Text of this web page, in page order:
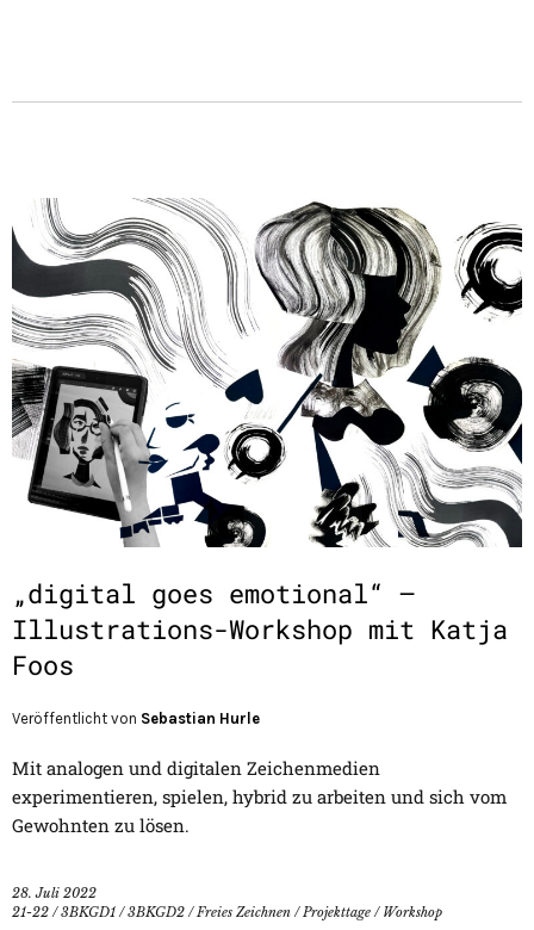
„digital goes emotional“ –
Illustrations-Workshop mit Katja
Foos
Veröffentlicht von Sebastian Hurle
Mit analogen und digitalen Zeichenmedien
experimentieren, spielen, hybrid zu arbeiten und sich vom
Gewohnten zu lösen.
28. Juli 2022
21-22 /3BKGD1 /3BKGD2 / Freies Zeichnen / Projekttage / Workshop